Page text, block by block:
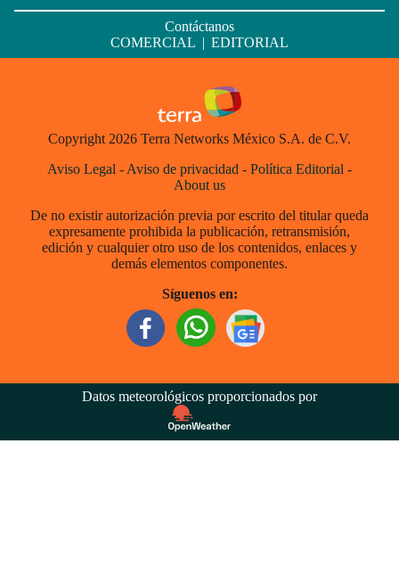
Contáctanos
COMERCIAL | EDITORIAL
Copyright 2026 Terra Networks México S.A. de C.V.
Aviso Legal - Aviso de privacidad - Política Editorial -
About us
De no existir autorización previa por escrito del titular queda
expresamente prohibida la publicación, retransmisión,
edición y cualquier otro uso de los contenidos, enlaces y
demás elementos componentes.
Síguenos en:
Datos meteorológicos proporcionados por